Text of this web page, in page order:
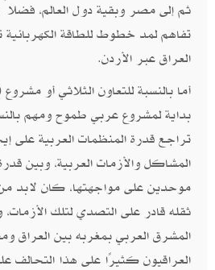
ثم إلى مصر وبقية دول العالم،
تفاهم لمد خطوط للطاقة
العراق عبر الأردن.
أما بالنسبة للتعاون الثلاثي أو
بداية لمشروع عربي طموح ومهم
تراجع قدرة المنظمات العربية على
المشاكل والأزمات العربية، وبين
موحدين على مواجهتها، كان لابد
ثقله قادر على التصدي لتلك
المشرق العربي بمغربه بين العراق
العراقيون كثيرًا على هذا التحالف